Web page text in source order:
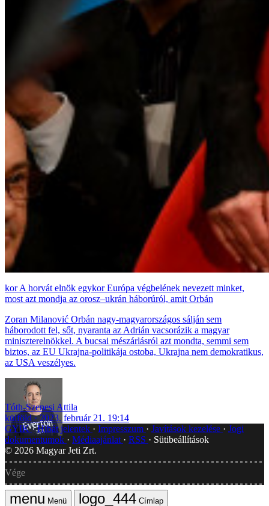
A horvát elnök egykor Európa végbelének nevezett minket,
most azt mondja az orosz–ukrán háborúról, amit Orbán
Zoran Milanović Orbán nagy-magyarországos sálján sem
háborodott fel, sőt, nyaranta az Adrián vacsorázik a magyar
miniszterelnökkel. A bucsai mészárlásról azt mondta, semmi sem
biztos, az EU Ukrajna-politikája ostoba, Ukrajna nem demokratikus,
az USA veszélyes.
Tóth-Szenesi Attila
külföld
2023. február 21. 19:14
GYIK Hibát jelentek Impresszum Javítások kezelése
Jogi
dokumentumok
Médiaajánlat RSS
Sütibeállítások
© 2026 Magyar Jeti Zrt.
Vége
Menü
Címlap